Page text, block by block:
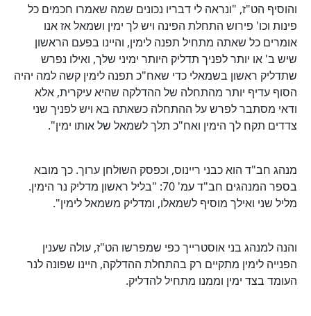
והוסיף הט"ז, "ונראה לי דבריו נכונים שמה שאמרו חכמים כל
פינות וכו' פירוש התחלת הפינה ויש לך ימין ושמאל אז אנו
אומרים כל שאתה מתחיל תפנה לימין, והיינו בפעם הראשון
שיש ב' או יותר לפניך תדליק היותר ימיני שלך, ואילו נפרש
שתדליק ראשון בשמאלי כדי שאח"כ תפנה לימין קשה למה יהיה
הסוף עדיף יותר מהתחלה של ההדלקה שהיא עיקרית, אלא
ודאי מסתבר לפרש על ההתחלה כשאתה בא ויש לפניך שני
צדדים תקח לך הימין ואח"כ תלך לשמאל של אותו ימין".
מנהג חב"ד הוא כבני ריינוס, וכפסק השולחן ערוך. כך מובא
בספר המנהגים חב"ד עמ' 70: "בליל ראשון מדליק נר הימין.
מליל שני ואילך מוסיף לשמאלו, ומדליק משמאל לימין".
והנה למנהג בני אוסטרייך כפי שמפרשו הט"ז, עולה שענין
הפנייה לימין מתקיים רק בהתחלת ההדלקה, היינו שפונה לנר
העומד בצד ימין וממנו מתחיל להדליק.